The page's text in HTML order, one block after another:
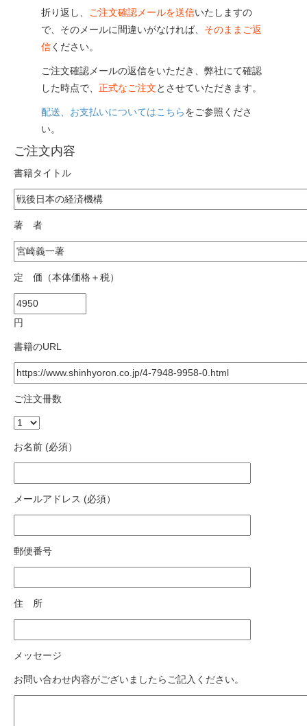
折り返し、 ご注文確認メールを送信いたしますの
で、そのメールに間違いがなければ、 そのままご返
信ください。
ご注文確認メールの返信をいただき、弊社にて確認
した時点で、正式なご注文とさせていただきます。
配送、お支払いについてはこちらをご参照くださ
い。
ご注文内容
書籍タイトル
著 者
定 価（本体価格＋税）
円
書籍のURL
ご注文冊数
お名前 (必須）
メールアドレス (必須）
郵便番号
住 所
メッセージ
お問い合わせ内容がございましたらご記入ください。